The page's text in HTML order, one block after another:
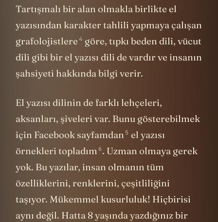
Tartışmalı bir alan olmakla birlikte el
yazısından karakter tahlili yapmaya çalışan
grafolojistlere 4 göre, tıpkı beden dili, vücut
dili gibi bir el yazısı dili de vardır ve insanın
şahsiyeti hakkında bilgi verir.
El yazısı dilinin de farklı lehçeleri,
aksanları, şiveleri var. Bunu gösterebilmek
için Facebook sayfamdan 5 el yazısı
örnekleri topladım 6. Uzman olmaya gerek
yok. Bu yazılar, insan olmanın tüm
özelliklerini, renklerini, çeşitliliğini
taşıyor. Mükemmel kusurluluk! Hiçbirisi
aynı değil. Hatta 8 yaşında yazdığınız bir